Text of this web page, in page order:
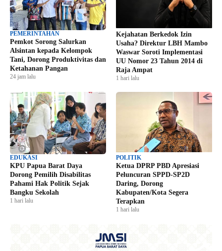
PEMERINTAHAN
Pemkot Sorong Salurkan
Alsintan kepada Kelompok
Tani, Dorong Produktivitas dan
Ketahanan Pangan
24 jam lalu
Kejahatan Berkedok Izin
Usaha? Direktur LBH Mambo
Waswar Soroti Implementasi
UU Nomor 23 Tahun 2014 di
Raja Ampat
1 hari lalu
EDUKASI
KPU Papua Barat Daya
Dorong Pemilih Disabilitas
Pahami Hak Politik Sejak
Bangku Sekolah
1 hari lalu
POLITIK
Ketua DPRP PBD Apresiasi
Peluncuran SPPD-SP2D
Daring, Dorong
Kabupaten/Kota Segera
Terapkan
1 hari lalu